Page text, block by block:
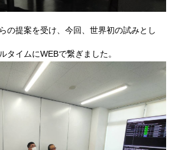
の提案を受け、今回、世界初の試みとし
タイムにWEBで繋ぎました。